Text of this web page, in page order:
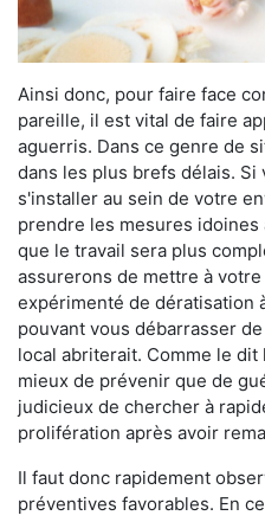
Ainsi donc, pour faire face
pareille, il est vital de faire
aguerris. Dans ce genre de
dans les plus brefs délais.
s'installer au sein de votre
prendre les mesures
que le travail sera plus
assurerons de mettre à
expérimenté de dératisation
pouvant vous débarrasser
local abriterait. Comme le dit
mieux de prévenir que de
judicieux de chercher à
prolifération après avoir
Il faut donc rapidement
préventives favorables. En